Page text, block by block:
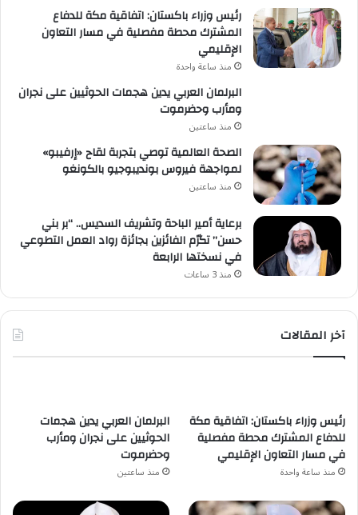
رئيس وزراء باكستان: اتفاقية مكة للدفاع
المشترك محطة مفصلية في مسار التعاون
الإقليمي
منذ ساعة واحدة
البرلمان العربي يدين هجمات الحوثيين على نجران
ومأرب وحضرموت
منذ ساعتين
الصحة العالمية توصي بتجربة لقاح «إرفيبو»
لمواجهة فيروس بونديبوجيو بالكونغو
منذ ساعتين
برعاية أمير الباحة وتشريف السديس.. “بر بني
حسن” تكرّم الفائزين بجائزة رواد العمل التطوعي
في نسختها الرابعة
منذ 3 ساعات
آخر المقالات
رئيس وزراء باكستان: اتفاقية مكة
للدفاع المشترك محطة مفصلية
في مسار التعاون الإقليمي
منذ ساعة واحدة
البرلمان العربي يدين هجمات
الحوثيين على نجران ومأرب
وحضرموت
منذ ساعتين